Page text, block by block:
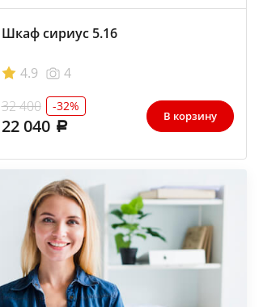
Шкаф сириус 5.16
4.9
4
32 400
-32%
22 040 В корзину